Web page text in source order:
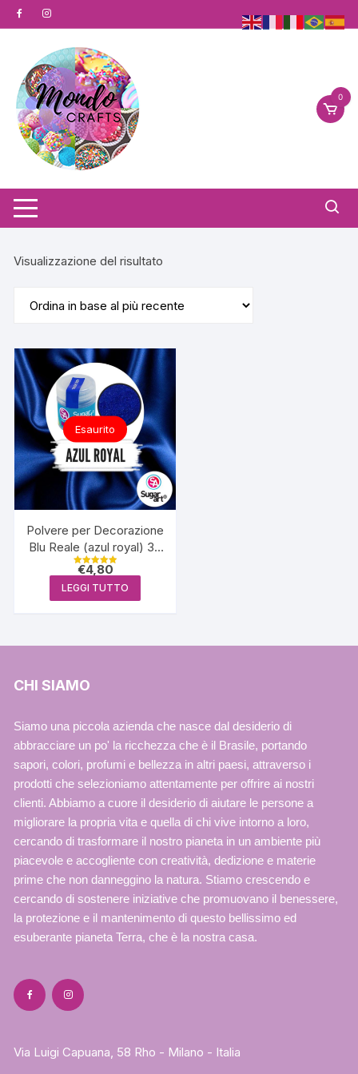
al
0
Visualizzazione del risultato
Esaurito
Polvere per Decorazione
Blu Reale (azul royal) 3g
– Sugar Art
Valutato
su 5
€4,80
LEGGI TUTTO
CHI SIAMO
Siamo una piccola azienda che nasce dal desiderio di
abbracciare un po' la ricchezza che è il Brasile, portando
sapori, colori, profumi e bellezza in altri paesi, attraverso i
prodotti che selezioniamo attentamente per offrire ai nostri
clienti. Abbiamo a cuore il desiderio di aiutare le persone a
migliorare la propria vita e quella di chi vive intorno a loro,
cercando di trasformare il nostro pianeta in un ambiente più
piacevole e accogliente con creatività, dedizione e materie
prime che non danneggino la natura. Stiamo crescendo e
cercando di sostenere iniziative che promuovano il benessere,
la protezione e il mantenimento di questo bellissimo ed
esuberante pianeta Terra, che è la nostra casa.
Via Luigi Capuana, 58 Rho - Milano - Italia